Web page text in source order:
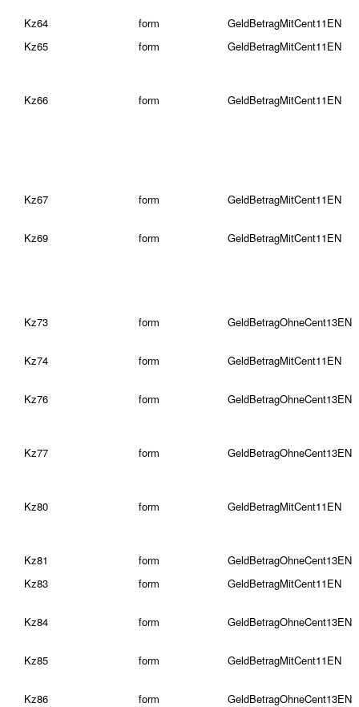
Kz64 form
GeldBetragMitCent11EN
Kz65
form GeldBetragMitCent11EN
Kz66 form GeldBetragMitCent11EN
Kz67 form GeldBetragMitCent11EN
Kz69 form GeldBetragMitCent11EN
Kz73 form GeldBetragOhneCent13EN
Kz74 form GeldBetragMitCent11EN
Kz76 form GeldBetragOhneCent13EN
Kz77 form GeldBetragOhneCent13EN
Kz80 form GeldBetragMitCent11EN
Kz81 form
GeldBetragOhneCent13EN
Kz83
form GeldBetragMitCent11EN
Kz84 form GeldBetragOhneCent13EN
Kz85 form GeldBetragMitCent11EN
Kz86 form
GeldBetragOhneCent13EN